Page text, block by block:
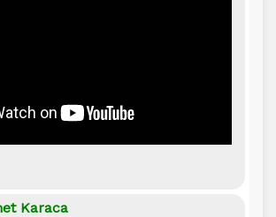
Karaca